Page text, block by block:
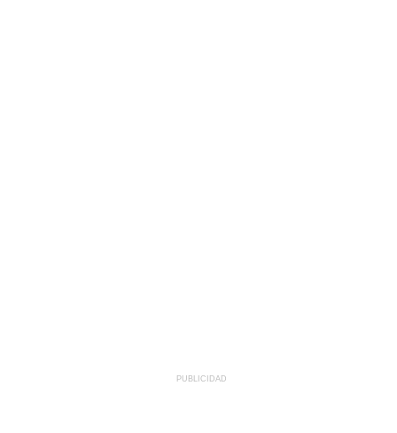
PUBLICIDAD